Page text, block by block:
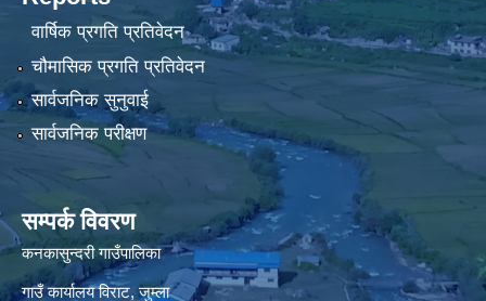
वार्षिक प्रगति प्रतिवेदन
चौमासिक प्रगति प्रतिवेदन
सार्वजनिक सुनुवाई
सार्वजनिक परीक्षण
सम्पर्क विवरण
कनकासुन्दरी गाउँपालिका
गाउँ कार्यालय विराट, जुम्ला